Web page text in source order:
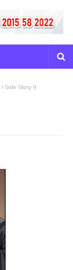
Side Story 9